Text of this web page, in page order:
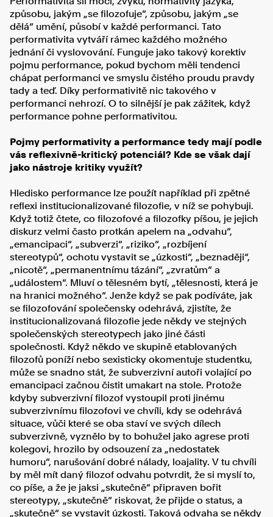
způsobu, jakým „se filozofuje“, způsobu, jakým „se
dělá“ umění, působí v každé performanci. Tato
performativita vytváří rámec každého možného
jednání či vyslovování. Funguje jako takový korektiv
pojmu performance, pokud bychom měli tendenci
chápat performanci ve smyslu čistého proudu pravdy
tady a teď. Díky performativitě nic takového v
performanci nehrozí. O to silnější je pak zážitek, když
performance pohne performativitou.
Pojmy performativity a performance tedy mají podle
vás reflexivně-kritický potenciál? Kde se však dají
jako nástroje kritiky využít?
Hledisko performance lze použít například při zpětné
reflexi institucionalizované filozofie, v níž se pohybuji.
Když totiž čtete, co filozofové a filozofky píšou, je jejich
diskurz velmi často protkán apelem na „odvahu“,
„emancipaci“, „subverzi“, „riziko“, „rozbíjení
stereotypů“, ochotu vystavit se „úzkosti“, „beznaději“,
„nicotě“, „permanentnímu tázání“, „zvratům“ a
„událostem“. Mluví o tělesném bytí, „tělesnosti, která je
na hranici možného“. Jenže když se pak podíváte, jak
se filozofování společensky odehrává, zjistíte, že
institucionalizovaná filozofie jede někdy ve stejných
společenských stereotypech jako jiné části
společnosti. Když někdo ve skupině etablovaných
filozofů poníží nebo sexisticky okomentuje studentku,
může se snadno stát, že subverzivní autoři volající po
emancipaci začnou čistit umakart na stole. Protože
kdyby subverzivní filozof vystoupil proti jinému
subverzivnímu filozofovi ve chvíli, kdy se odehrává
situace, vůči které se oba staví ve svých dílech
subverzivně, vyznělo by to bohužel jako agrese proti
kolegovi, hrozilo by odsouzení za „nedostatek
humoru“, narušování dobré nálady, loajality. V tu chvíli
by měl mít daný filozof odvahu potvrdit, že si myslí to,
co píše, a že je jaksi „skutečně“ připraven bořit
stereotypy, „skutečně“ riskovat, že přijde o status, a
„skutečně“ se vystavit úzkosti. Taková odvaha se někdy